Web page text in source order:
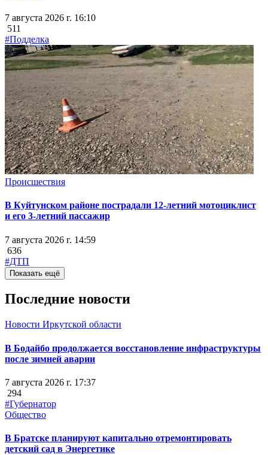
7 августа 2026 г. 16:10
511
#Подделка
Происшествия
В Куйтунском районе пострадали 12-летний мотоциклист
и его 3-летний пассажир
7 августа 2026 г. 14:59
636
#ДТП
Показать ещё
Последние новости
Новости Иркутской области
В Бодайбо продолжается восстановление инфраструктуры
после зимней аварии
7 августа 2026 г. 17:37
294
#Губернатор
Общество
В Братске планируют капитально отремонтировать
детский сад в Энергетике